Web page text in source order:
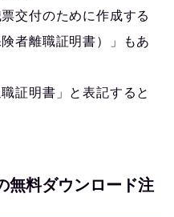
交付のために作成する
者離職証明書）」もあ
証明書」と表記すると
無料ダウンロード注